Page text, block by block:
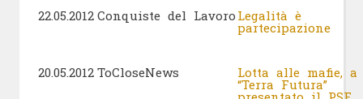
22.05.2012 Conquiste del Lavoro Legalità è
partecipazione
20.05.2012 ToCloseNews Lotta alle mafie, a
“Terra Futura”